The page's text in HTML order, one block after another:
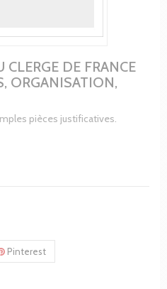
CLERGE DE FRANCE
ORGANISATION,
pièces justificatives.
Pinterest